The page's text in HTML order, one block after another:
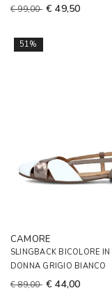
€ 99,00 € 49,50
51%
CAMORE
SLINGBACK BICOLORE IN
DONNA GRIGIO BIANCO
€ 89,00 € 44,00